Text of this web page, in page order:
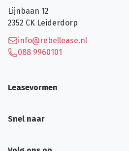
Lijnbaan 12
2352 CK Leiderdorp
info@rebellease.nl
088 9960101
Leasevormen
Snel naar